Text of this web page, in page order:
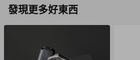
發現更多好東西